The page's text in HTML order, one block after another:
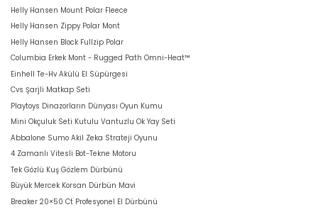
Helly Hansen Mount Polar Fleece
Helly Hansen Zippy Polar Mont
Helly Hansen Block Fullzip Polar
Columbia Erkek Mont - Rugged Path Omni-Heat™
Einhell Te-Hv Akülü El Süpürgesi
Cvs Şarjli Matkap Seti
Playtoys Dinazorların Dünyası Oyun Kumu
Mini Okçuluk Seti Kutulu Vantuzlu Ok Yay Seti
Abbalone Sumo Akil Zeka Strateji Oyunu
4 Zamanlı Vitesli Bot-Tekne Motoru
Tek Gözlü Kuş Gözlem Dürbünü
Büyük Mercek Korsan Dürbün Mavi
Breaker 20×50 Ct Profesyonel El Dürbünü